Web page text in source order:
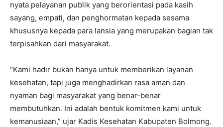
nyata pelayanan publik yang berorientasi pada kasih
sayang, empati, dan penghormatan kepada sesama
khususnya kepada para lansia yang merupakan bagian tak
terpisahkan dari masyarakat.
“Kami hadir bukan hanya untuk memberikan layanan
kesehatan, tapi juga menghadirkan rasa aman dan
nyaman bagi masyarakat yang benar-benar
membutuhkan. Ini adalah bentuk komitmen kami untuk
kemanusiaan,” ujar Kadis Kesehatan Kabupaten Bolmong.